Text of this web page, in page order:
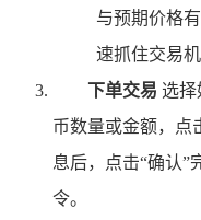
与预期价格
速抓住交易机
下单交易 选择
币数量或金额，点
息后，点击“确认”
令。